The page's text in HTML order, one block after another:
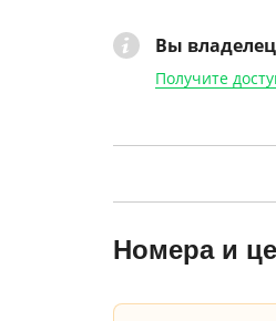
Вы
Получите
Номера и